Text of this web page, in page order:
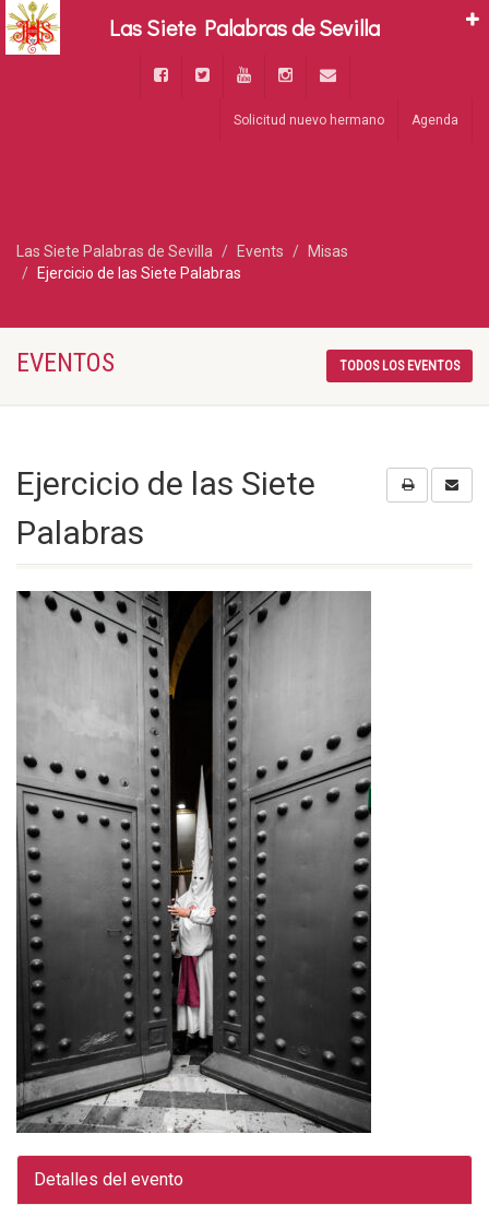
Solicitud nuevo hermano Agenda
Las Siete Palabras de Sevilla Events
Misas
Ejercicio de las Siete Palabras
EVENTOS TODOS LOS EVENTOS
Ejercicio de las Siete
Palabras
Detalles del evento
Las Siete Palabras de Sevilla